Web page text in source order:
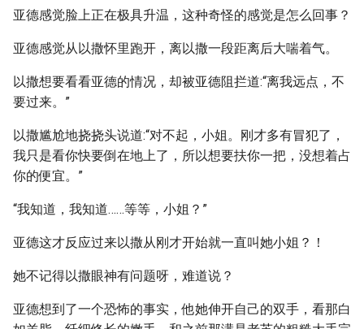
亚德感觉脸上正在极具升温，这种奇怪的感觉是怎么回事？
亚德感觉从以撒怀里跑开，离以撒一段距离后大喘着气。
以撒想要看看亚德的情况，却被亚德阻拦道:“离我远点，不
要过来。”
以撒尴尬地挠挠头说道:“对不起，小姐。刚才多有冒犯了，
我只是看你快要倒在地上了，所以想要扶你一把，没想着占
你的便宜。”
“我知道，我知道……等等，小姐？”
亚德这才反应过来以撒从刚才开始就一直叫她小姐？！
她不记得以撒眼神有问题呀，难道说？
亚德想到了一个恐怖的事实，他她伸开自己的双手，看那白